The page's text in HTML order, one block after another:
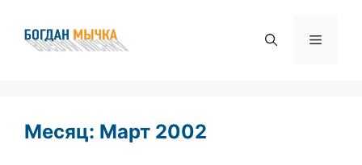
содержимому
Меню
Месяц: Март 2002